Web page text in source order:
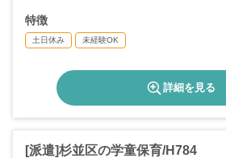
特徴
土日休み 未経験OK
詳細を見る
[派遣]杉並区の学童保育/H784